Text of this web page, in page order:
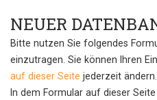
NEUER
Bitte nutzen Sie folgendes
einzutragen. Sie können Ihren
auf dieser Seite jederzeit ändern.
In dem Formular auf dieser